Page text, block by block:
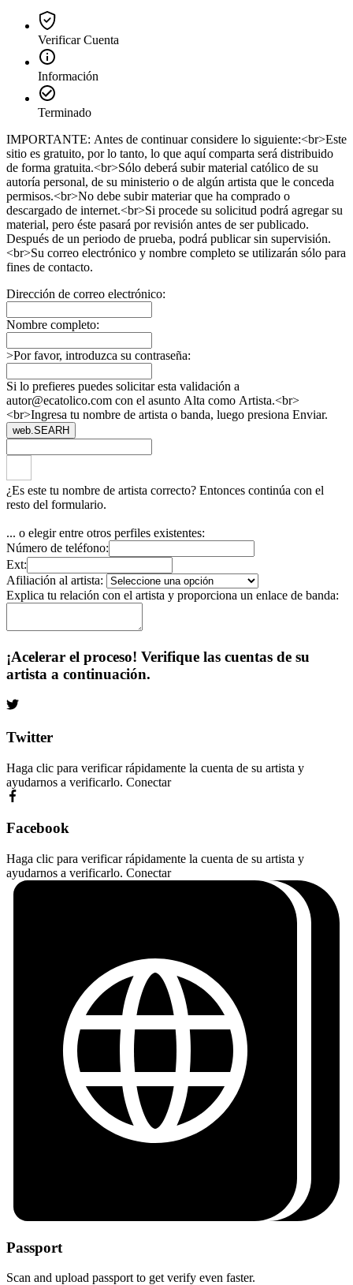
Verificar Cuenta
Información
Terminado
IMPORTANTE: Antes de continuar considere lo siguiente:<br>Este
sitio es gratuito, por lo tanto, lo que aquí comparta será distribuido
de forma gratuita.<br>Sólo deberá subir material católico de su
autoría personal, de su ministerio o de algún artista que le conceda
permisos.<br>No debe subir materiar que ha comprado o
descargado de internet.<br>Si procede su solicitud podrá agregar su
material, pero éste pasará por revisión antes de ser publicado.
Después de un periodo de prueba, podrá publicar sin supervisión.
<br>Su correo electrónico y nombre completo se utilizarán sólo para
fines de contacto.
Dirección de correo electrónico:
Nombre completo:
>Por favor, introduzca su contraseña:
Si lo prefieres puedes solicitar esta validación a
autor@ecatolico.com con el asunto Alta como Artista.<br>
<br>Ingresa tu nombre de artista o banda, luego presiona Enviar.
web.SEARH
¿Es este tu nombre de artista correcto? Entonces continúa con el
resto del formulario.
... o elegir entre otros perfiles existentes:
Número de teléfono:
Ext:
Afiliación al artista:
Explica tu relación con el artista y proporciona un enlace de banda:
¡Acelerar el proceso! Verifique las cuentas de su
artista a continuación.
Twitter
Haga clic para verificar rápidamente la cuenta de su artista y
ayudarnos a verificarlo. Conectar
Facebook
Haga clic para verificar rápidamente la cuenta de su artista y
ayudarnos a verificarlo. Conectar
Passport
Scan and upload passport to get verify even faster.